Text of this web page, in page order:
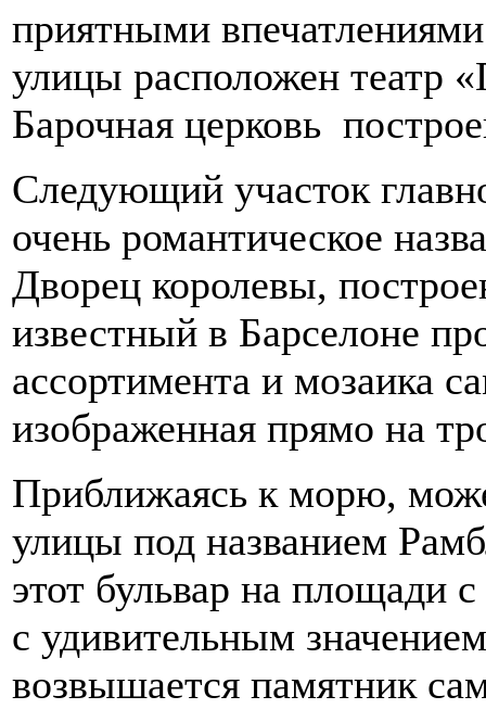
приятными
улицы расположен театр
Барочная церковь
Следующий участок
очень романтическое
Дворец королевы,
известный в Барселоне
ассортимента и мозаика
изображенная прямо на
Приближаясь к морю,
улицы под названием
этот бульвар на площади
с удивительным
возвышается памятник